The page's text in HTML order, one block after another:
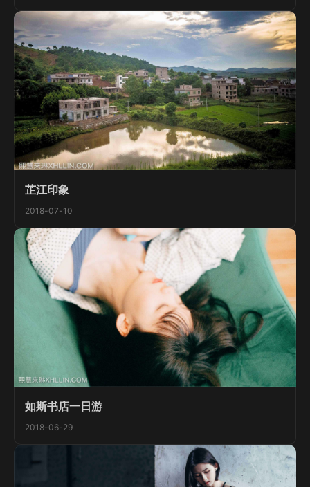
芷江印象
2018-07-10
如斯书店一日游
2018-06-29